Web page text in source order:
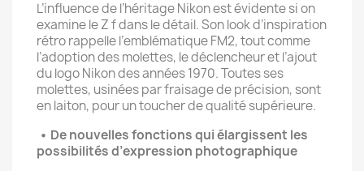
L’influence de l’héritage Nikon est évidente si on
examine le Z f dans le détail. Son look d’inspiration
rétro rappelle l’emblématique FM2, tout comme
l’adoption des molettes, le déclencheur et l’ajout
du logo Nikon des années 1970. Toutes ses
molettes, usinées par fraisage de précision, sont
en laiton, pour un toucher de qualité supérieure.
• De nouvelles fonctions qui élargissent les
possibilités d’expression photographique